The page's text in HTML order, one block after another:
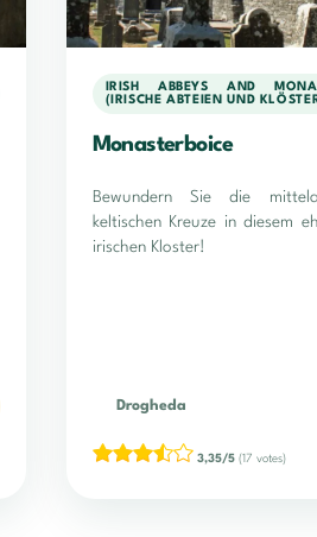
IRISH ABBEYS AND
(IRISCHE ABTEIEN UND
Monasterboice
Bewundern Sie die
keltischen Kreuze in diesem
irischen Kloster!
Drogheda
3,35/5(17 votes)